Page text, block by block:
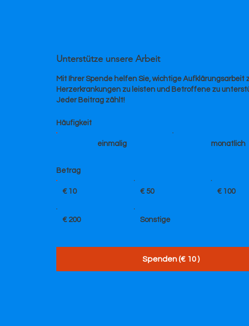
Unterstütze unsere Arbeit
Mit Ihrer Spende helfen Sie, wichtige Aufklärungsarbeit
Herzerkrankungen zu leisten und Betroffene zu
Jeder Beitrag zählt!
Häufigkeit
einmalig monatlich
Betrag
€ 10 € 50 € 100
€ 200 Sonstige
Spenden (€ 10 )